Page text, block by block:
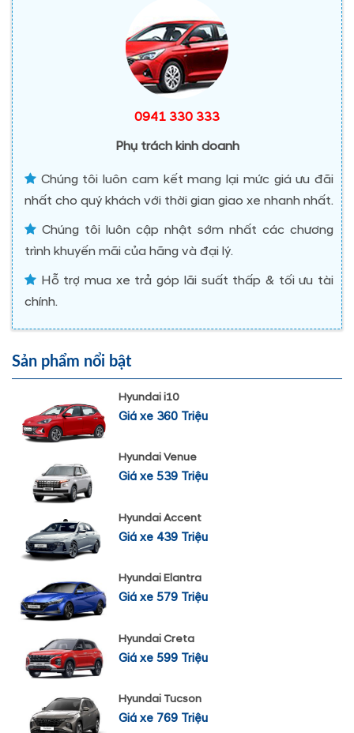
0941 330 333
Phụ trách kinh doanh
Chúng tôi luôn cam kết mang lại mức giá ưu đãi
nhất cho quý khách với thời gian giao xe nhanh nhất.
Chúng tôi luôn cập nhật sớm nhất các chương
trình khuyến mãi của hãng và đại lý.
Hỗ trợ mua xe trả góp lãi suất thấp & tối ưu tài
chính.
Sản phẩm nổi bật
Hyundai i10
Giá xe 360 Triệu
Hyundai Venue
Giá xe 539 Triệu
Hyundai Accent
Giá xe 439 Triệu
Hyundai Elantra
Giá xe 579 Triệu
Hyundai Creta
Giá xe 599 Triệu
Hyundai Tucson
Giá xe 769 Triệu